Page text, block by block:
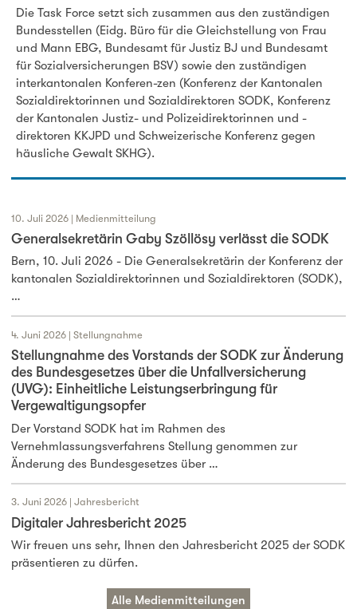
Die Task Force setzt sich zusammen aus den zuständigen
Bundesstellen (Eidg. Büro für die Gleichstellung von Frau
und Mann EBG, Bundesamt für Justiz BJ und Bundesamt
für Sozialversicherungen BSV) sowie den zuständigen
interkantonalen Konferen-zen (Konferenz der Kantonalen
Sozialdirektorinnen und Sozialdirektoren SODK, Konferenz
der Kantonalen Justiz- und Polizeidirektorinnen und -
direktoren KKJPD und Schweizerische Konferenz gegen
häusliche Gewalt SKHG).
10. Juli 2026 | Medienmitteilung
Generalsekretärin Gaby Szöllösy verlässt die SODK
Bern, 10. Juli 2026 - Die Generalsekretärin der Konferenz der
kantonalen Sozialdirektorinnen und Sozialdirektoren (SODK),
…
4. Juni 2026 | Stellungnahme
Stellungnahme des Vorstands der SODK zur Änderung
des Bundesgesetzes über die Unfallversicherung
(UVG): Einheitliche Leistungserbringung für
Vergewaltigungsopfer
Der Vorstand SODK hat im Rahmen des
Vernehmlassungsverfahrens Stellung genommen zur
Änderung des Bundesgesetzes über …
3. Juni 2026 | Jahresbericht
Digitaler Jahresbericht 2025
Wir freuen uns sehr, Ihnen den Jahresbericht 2025 der SODK
präsentieren zu dürfen.
Alle Medienmitteilungen